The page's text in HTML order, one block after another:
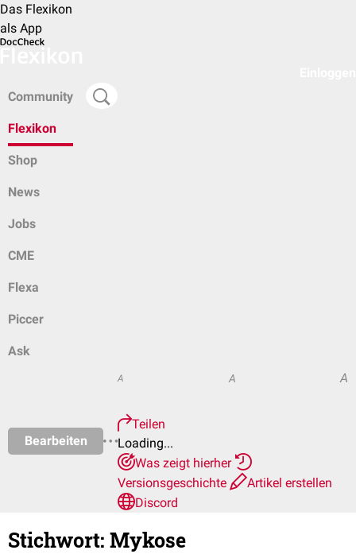
Das Flexikon
als App
Community
Flexikon
Shop
News
Jobs
CME
Flexa
Piccer
Ask
Bearbeiten
A A A
Teilen
Loading...
Was zeigt hierher
Versionsgeschichte
Artikel erstellen
Discord
Stichwort: Mykose